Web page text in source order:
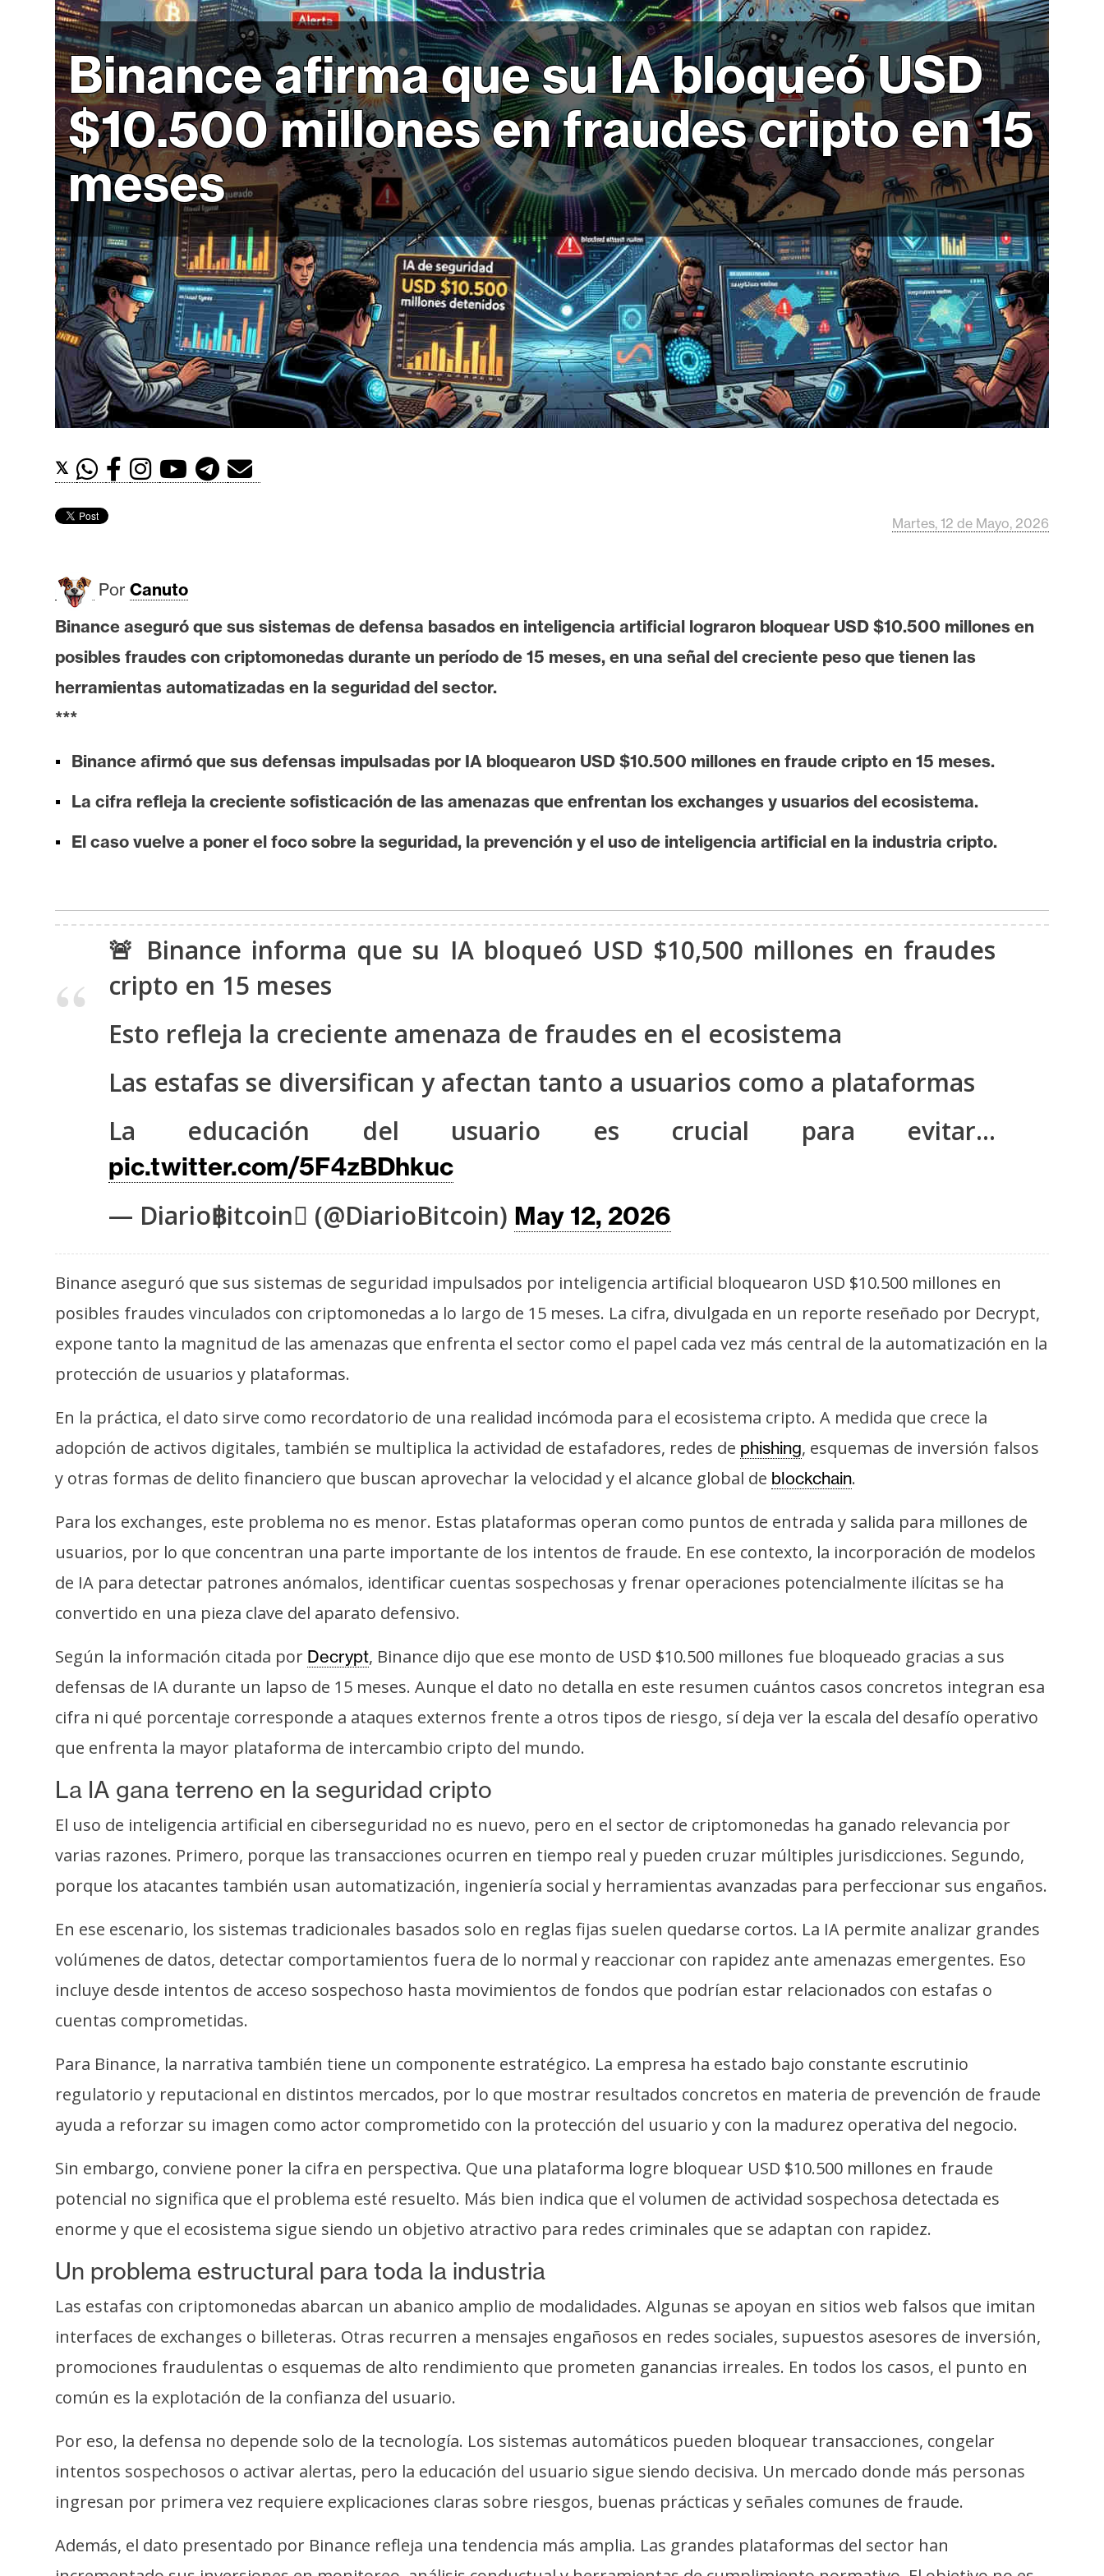
c
a
d
o
s
B
i
t
c
o
i
n
t
h
e
e
m
I
A
A
n
l
s
t
d
e
s
R
e
u
s
o
C
o
t
a
c
t
o
P
b
l
c
i
a
d
Binance afirma que su IA bloqueó USD
$10.500 millones en fraudes cripto en 15
meses
𝕏
Martes, 12 de Mayo, 2026
Por Canuto
Binance aseguró que sus sistemas de defensa basados en inteligencia artificial lograron bloquear USD $10.500 millones en
posibles fraudes con criptomonedas durante un período de 15 meses, en una señal del creciente peso que tienen las
herramientas automatizadas en la seguridad del sector.
***
Binance afirmó que sus defensas impulsadas por IA bloquearon USD $10.500 millones en fraude cripto en 15 meses.
La cifra refleja la creciente sofisticación de las amenazas que enfrentan los exchanges y usuarios del ecosistema.
El caso vuelve a poner el foco sobre la seguridad, la prevención y el uso de inteligencia artificial en la industria cripto.
🚨 Binance informa que su IA bloqueó USD $10,500 millones en fraudes
cripto en 15 meses
Esto refleja la creciente amenaza de fraudes en el ecosistema
Las estafas se diversifican y afectan tanto a usuarios como a plataformas
La educación del usuario es crucial para evitar…
pic.twitter.com/5F4zBDhkuc
— Diario฿itcoin (@DiarioBitcoin) May 12, 2026
Binance aseguró que sus sistemas de seguridad impulsados por inteligencia artificial bloquearon USD $10.500 millones en
posibles fraudes vinculados con criptomonedas a lo largo de 15 meses. La cifra, divulgada en un reporte reseñado por Decrypt,
expone tanto la magnitud de las amenazas que enfrenta el sector como el papel cada vez más central de la automatización en la
protección de usuarios y plataformas.
En la práctica, el dato sirve como recordatorio de una realidad incómoda para el ecosistema cripto. A medida que crece la
adopción de activos digitales, también se multiplica la actividad de estafadores, redes de phishing, esquemas de inversión falsos
y otras formas de delito financiero que buscan aprovechar la velocidad y el alcance global de blockchain.
Para los exchanges, este problema no es menor. Estas plataformas operan como puntos de entrada y salida para millones de
usuarios, por lo que concentran una parte importante de los intentos de fraude. En ese contexto, la incorporación de modelos
de IA para detectar patrones anómalos, identificar cuentas sospechosas y frenar operaciones potencialmente ilícitas se ha
convertido en una pieza clave del aparato defensivo.
Según la información citada por Decrypt, Binance dijo que ese monto de USD $10.500 millones fue bloqueado gracias a sus
defensas de IA durante un lapso de 15 meses. Aunque el dato no detalla en este resumen cuántos casos concretos integran esa
cifra ni qué porcentaje corresponde a ataques externos frente a otros tipos de riesgo, sí deja ver la escala del desafío operativo
que enfrenta la mayor plataforma de intercambio cripto del mundo.
La IA gana terreno en la seguridad cripto
El uso de inteligencia artificial en ciberseguridad no es nuevo, pero en el sector de criptomonedas ha ganado relevancia por
varias razones. Primero, porque las transacciones ocurren en tiempo real y pueden cruzar múltiples jurisdicciones. Segundo,
porque los atacantes también usan automatización, ingeniería social y herramientas avanzadas para perfeccionar sus engaños.
En ese escenario, los sistemas tradicionales basados solo en reglas fijas suelen quedarse cortos. La IA permite analizar grandes
volúmenes de datos, detectar comportamientos fuera de lo normal y reaccionar con rapidez ante amenazas emergentes. Eso
incluye desde intentos de acceso sospechoso hasta movimientos de fondos que podrían estar relacionados con estafas o
cuentas comprometidas.
Para Binance, la narrativa también tiene un componente estratégico. La empresa ha estado bajo constante escrutinio
regulatorio y reputacional en distintos mercados, por lo que mostrar resultados concretos en materia de prevención de fraude
ayuda a reforzar su imagen como actor comprometido con la protección del usuario y con la madurez operativa del negocio.
Sin embargo, conviene poner la cifra en perspectiva. Que una plataforma logre bloquear USD $10.500 millones en fraude
potencial no significa que el problema esté resuelto. Más bien indica que el volumen de actividad sospechosa detectada es
enorme y que el ecosistema sigue siendo un objetivo atractivo para redes criminales que se adaptan con rapidez.
Un problema estructural para toda la industria
Las estafas con criptomonedas abarcan un abanico amplio de modalidades. Algunas se apoyan en sitios web falsos que imitan
interfaces de exchanges o billeteras. Otras recurren a mensajes engañosos en redes sociales, supuestos asesores de inversión,
promociones fraudulentas o esquemas de alto rendimiento que prometen ganancias irreales. En todos los casos, el punto en
común es la explotación de la confianza del usuario.
Por eso, la defensa no depende solo de la tecnología. Los sistemas automáticos pueden bloquear transacciones, congelar
intentos sospechosos o activar alertas, pero la educación del usuario sigue siendo decisiva. Un mercado donde más personas
ingresan por primera vez requiere explicaciones claras sobre riesgos, buenas prácticas y señales comunes de fraude.
Además, el dato presentado por Binance refleja una tendencia más amplia. Las grandes plataformas del sector han